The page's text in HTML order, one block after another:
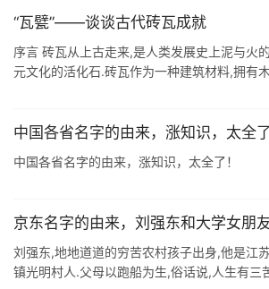
“瓦甓”——谈谈古代砖瓦成就
序言 砖瓦从上古走来,是人类发展史上泥与火
元文化的活化石.砖瓦作为一种建筑材料,拥有
中国各省名字的由来，涨知识，太全了
中国各省名字的由来，涨知识，太全了！
京东名字的由来，刘强东和大学女朋
刘强东,地地道道的穷苦农村孩子出身,他是江
镇光明村人.父母以跑船为生,俗话说,人生有三